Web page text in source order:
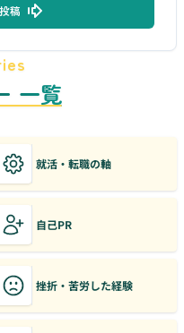
稿
一覧
就活・転職の軸
自己PR
挫折・苦労した経験